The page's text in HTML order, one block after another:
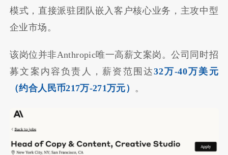
模式，直接派驻团队嵌入客户核心业务，主攻中型
企业市场。
该岗位并非Anthropic唯一高薪文案岗。公司同时招
募文案内容负责人，薪资范围达32万-40万美元
（约合人民币217万-271万元） 。